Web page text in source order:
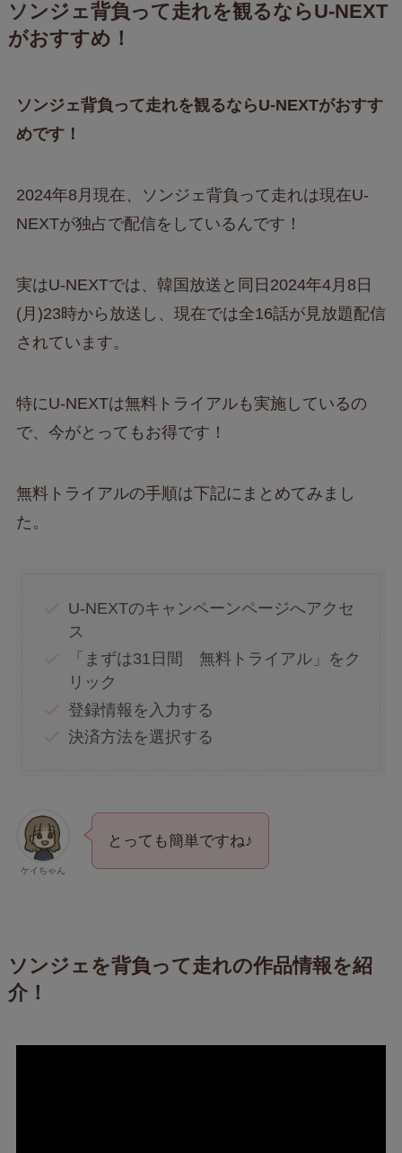
ソンジェ背負って走れを観るならU-NEXT
がおすすめ！
ソンジェ背負って走れを観るならU-NEXTがおすす
めです！
2024年8月現在、ソンジェ背負って走れは現在U-
NEXTが独占で配信をしているんです！
実はU-NEXTでは、韓国放送と同日2024年4月8日
(月)23時から放送し、現在では全16話が見放題配信
されています。
特にU-NEXTは無料トライアルも実施しているの
で、今がとってもお得です！
無料トライアルの手順は下記にまとめてみまし
た。
U-NEXTのキャンペーンページへアクセ
ス
「まずは31日間 無料トライアル」をク
リック
登録情報を入力する
決済方法を選択する
ケイちゃん
とっても簡単ですね♪
ソンジェを背負って走れの作品情報を紹
介！